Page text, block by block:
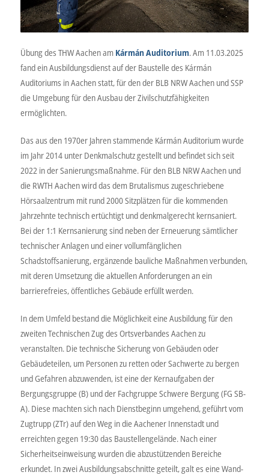
Übung des THW Aachen am Kármán Auditorium. Am 11.03.2025
fand ein Ausbildungsdienst auf der Baustelle des Kármán
Auditoriums in Aachen statt, für den der BLB NRW Aachen und SSP
die Umgebung für den Ausbau der Zivilschutzfähigkeiten
ermöglichten.
Das aus den 1970er Jahren stammende Kármán Auditorium wurde
im Jahr 2014 unter Denkmalschutz gestellt und befindet sich seit
2022 in der Sanierungsmaßnahme. Für den BLB NRW Aachen und
die RWTH Aachen wird das dem Brutalismus zugeschriebene
Hörsaalzentrum mit rund 2000 Sitzplätzen für die kommenden
Jahrzehnte technisch ertüchtigt und denkmalgerecht kernsaniert.
Bei der 1:1 Kernsanierung sind neben der Erneuerung sämtlicher
technischer Anlagen und einer vollumfänglichen
Schadstoffsanierung, ergänzende bauliche Maßnahmen verbunden,
mit deren Umsetzung die aktuellen Anforderungen an ein
barrierefreies, öffentliches Gebäude erfüllt werden.
In dem Umfeld bestand die Möglichkeit eine Ausbildung für den
zweiten Technischen Zug des Ortsverbandes Aachen zu
veranstalten. Die technische Sicherung von Gebäuden oder
Gebäudeteilen, um Personen zu retten oder Sachwerte zu bergen
und Gefahren abzuwenden, ist eine der Kernaufgaben der
Bergungsgruppe (B) und der Fachgruppe Schwere Bergung (FG SB-
A). Diese machten sich nach Dienstbeginn umgehend, geführt vom
Zugtrupp (ZTr) auf den Weg in die Aachener Innenstadt und
erreichten gegen 19:30 das Baustellengelände. Nach einer
Sicherheitseinweisung wurden die abzustützenden Bereiche
erkundet. In zwei Ausbildungsabschnitte geteilt, galt es eine Wand-